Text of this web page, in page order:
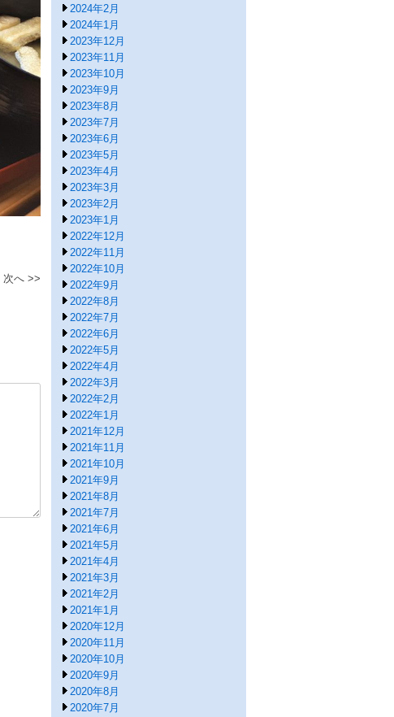
2024年2月
2024年1月
2023年12月
2023年11月
2023年10月
2023年9月
2023年8月
2023年7月
2023年6月
2023年5月
2023年4月
2023年3月
2023年2月
2023年1月
2022年12月
2022年11月
2022年10月
2022年9月
2022年8月
2022年7月
2022年6月
2022年5月
2022年4月
2022年3月
2022年2月
2022年1月
2021年12月
2021年11月
2021年10月
2021年9月
2021年8月
2021年7月
2021年6月
2021年5月
2021年4月
2021年3月
2021年2月
2021年1月
2020年12月
2020年11月
2020年10月
2020年9月
2020年8月
2020年7月